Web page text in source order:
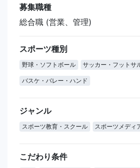
募集職種
総合職 (営業、管理)
スポーツ種別
野球・ソフトボール サッカー・フットサ
バスケ・バレー・ハンド
ジャンル
スポーツ教育・スクール スポーツメディ
こだわり条件